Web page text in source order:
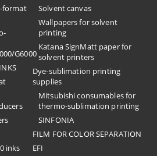
format
G6000
inks
Solvent canvas
Wallpapers for solvent
printing
Katana SignMatt paper for
solvent printers
Dye-sublimation printing
supplies
Mitsubishi consumables for
thermo-sublimation printing
SINFONIA
FILM FOR COLOR SEPARATION
EFI